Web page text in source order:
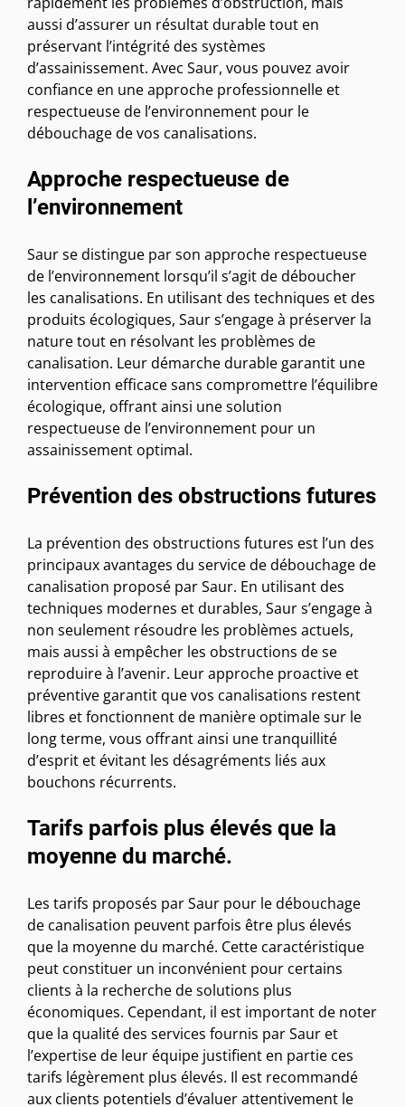
aussi d’assurer un résultat durable tout en
préservant l’intégrité des systèmes
d’assainissement. Avec Saur, vous pouvez avoir
confiance en une approche professionnelle et
respectueuse de l’environnement pour le
débouchage de vos canalisations.
Approche respectueuse de
l’environnement
Saur se distingue par son approche respectueuse
de l’environnement lorsqu’il s’agit de déboucher
les canalisations. En utilisant des techniques et des
produits écologiques, Saur s’engage à préserver la
nature tout en résolvant les problèmes de
canalisation. Leur démarche durable garantit une
intervention efficace sans compromettre l’équilibre
écologique, offrant ainsi une solution
respectueuse de l’environnement pour un
assainissement optimal.
Prévention des obstructions futures
La prévention des obstructions futures est l’un des
principaux avantages du service de débouchage de
canalisation proposé par Saur. En utilisant des
techniques modernes et durables, Saur s’engage à
non seulement résoudre les problèmes actuels,
mais aussi à empêcher les obstructions de se
reproduire à l’avenir. Leur approche proactive et
préventive garantit que vos canalisations restent
libres et fonctionnent de manière optimale sur le
long terme, vous offrant ainsi une tranquillité
d’esprit et évitant les désagréments liés aux
bouchons récurrents.
Tarifs parfois plus élevés que la
moyenne du marché.
Les tarifs proposés par Saur pour le débouchage
de canalisation peuvent parfois être plus élevés
que la moyenne du marché. Cette caractéristique
peut constituer un inconvénient pour certains
clients à la recherche de solutions plus
économiques. Cependant, il est important de noter
que la qualité des services fournis par Saur et
l’expertise de leur équipe justifient en partie ces
tarifs légèrement plus élevés. Il est recommandé
aux clients potentiels d’évaluer attentivement le